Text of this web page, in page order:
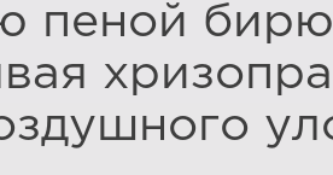
пеной